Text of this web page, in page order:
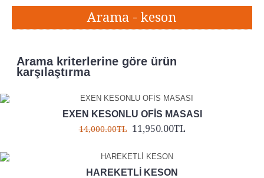
Arama - keson
Arama kriterlerine göre ürün
karşılaştırma
EXEN KESONLU OFİS MASASI
14,000.00TL 11,950.00TL
HAREKETLİ KESON